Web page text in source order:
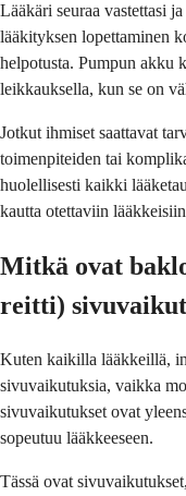
Lääkäri seuraa vastettasi
lääkityksen lopettaminen
helpotusta. Pumpun akku
leikkauksella, kun se on
Jotkut ihmiset saattavat
toimenpiteiden tai
huolellisesti kaikki
kautta otettaviin
Mitkä ovat
reitti)
Kuten kaikilla lääkkeillä,
sivuvaikutuksia, vaikka
sivuvaikutukset ovat
sopeutuu lääkkeeseen.
Tässä ovat